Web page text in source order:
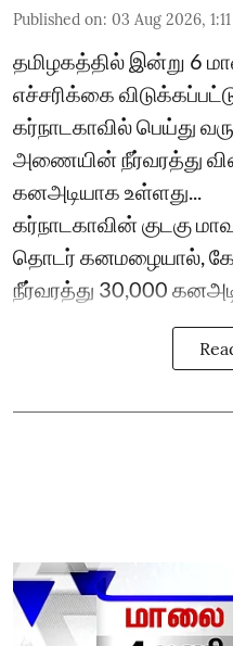
Published on: 03 Aug 2026,
தமிழகத்தில் இன்று 6
எச்சரிக்கை
கர்நாடகாவில் பெய்து
அணையின் நீர்வரத்து
கனஅடியாக உள்ளது...
கர்நாடகாவின் குடகு
தொடர் கனமழையால்,
நீர்வரத்து 30,000